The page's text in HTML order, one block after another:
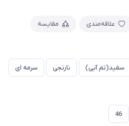
علاقه‌مندی مقایسه
سفید(تم آبی) نارنجی سرمه ای
46